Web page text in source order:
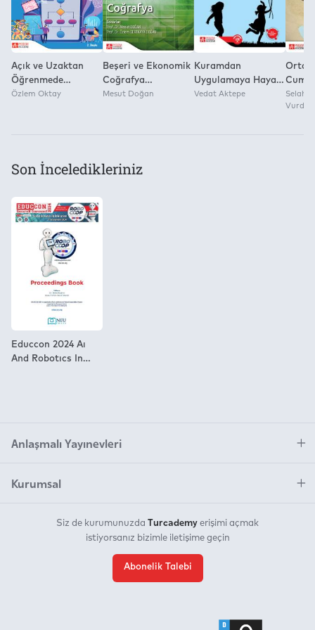
Açık ve Uzaktan
Öğrenmede
Etkileşimli Senaryo
Özlem Oktay
Beşeri ve Ekonomik
Coğrafya
(Ekonomik Boy)
Mesut Doğan
Kuramdan
Uygulamaya Hayat
Bilgisi Öğretimi
Vedat Aktepe
Orta
VE
Vurdu
Son İnceledikleriniz
Educcon 2024 Aı
And Robotıcs In
Anlaşmalı Yayınevleri
Kurumsal
Siz de kurumunuzda Turcademy erişimi açmak
istiyorsanız bizimle iletişime geçin
Abonelik Talebi